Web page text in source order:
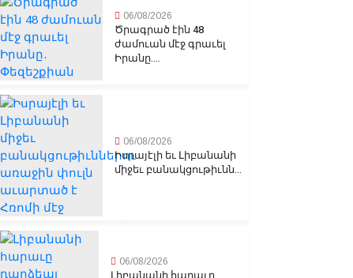
06/08/2026
Ծրագրած էին 48
ժամուան մէջ գրաւել
Իրանը....
06/08/2026
Իսրայէլի եւ Լիբանանի
միջեւ բանակցութիւնն...
06/08/2026